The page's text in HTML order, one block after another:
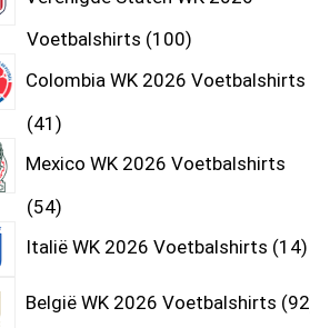
Voetbalshirts 100
Colombia WK 2026 Voetbalshirts
41
Mexico WK 2026 Voetbalshirts
54
Italië WK 2026 Voetbalshirts 14
België WK 2026 Voetbalshirts 92